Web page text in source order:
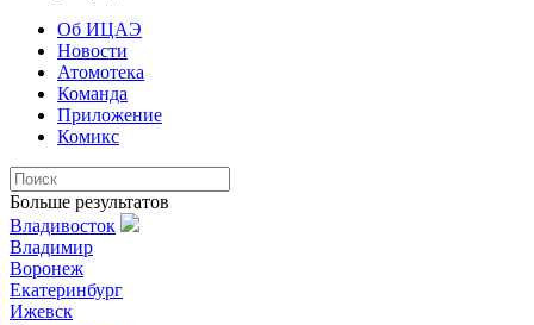
Об ИЦАЭ
Новости
Атомотека
Команда
Приложение
Комикс
Больше результатов
Владивосток
Владимир
Воронеж
Екатеринбург
Ижевск